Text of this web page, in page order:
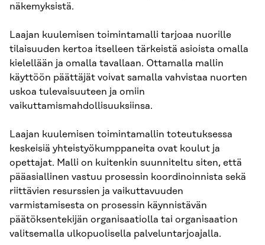
näkemyksistä.
Laajan kuulemisen toimintamalli tarjoaa nuorille
tilaisuuden kertoa itselleen tärkeistä asioista omalla
kielellään ja omalla tavallaan. Ottamalla mallin
käyttöön päättäjät voivat samalla vahvistaa nuorten
uskoa tulevaisuuteen ja omiin
vaikuttamismahdollisuuksiinsa.
Laajan kuulemisen toimintamallin toteutuksessa
keskeisiä yhteistyökumppaneita ovat koulut ja
opettajat. Malli on kuitenkin suunniteltu siten, että
pääasiallinen vastuu prosessin koordinoinnista sekä
riittävien resurssien ja vaikuttavuuden
varmistamisesta on prosessin käynnistävän
päätöksentekijän organisaatiolla tai organisaation
valitsemalla ulkopuolisella palveluntarjoajalla.